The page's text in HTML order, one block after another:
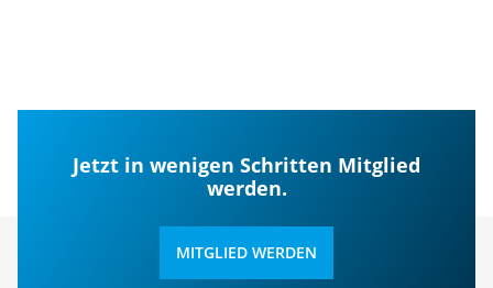
Jetzt in wenigen Schritten Mitglied
werden.
MITGLIED WERDEN